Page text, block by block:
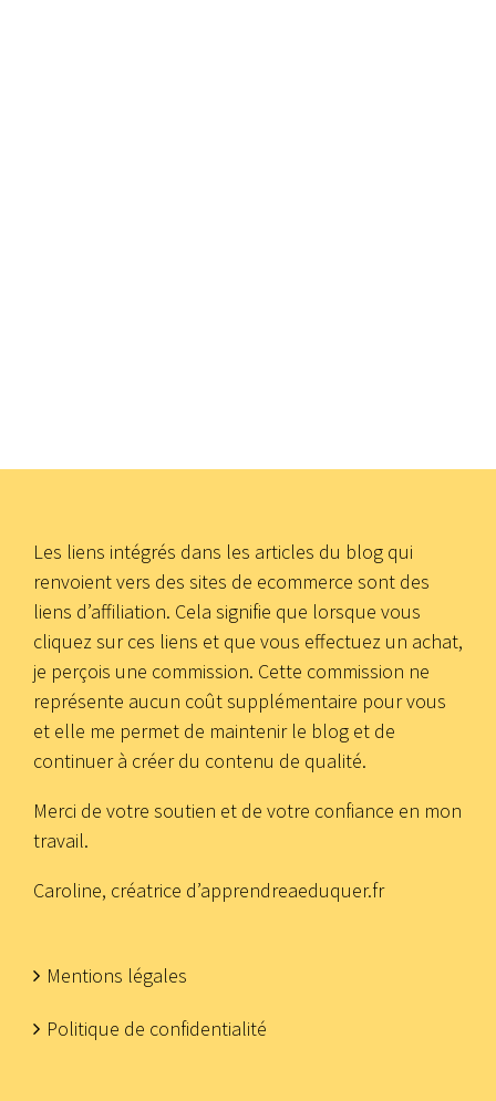
Les liens intégrés dans les articles du blog qui
renvoient vers des sites de ecommerce sont des
liens d’affiliation. Cela signifie que lorsque vous
cliquez sur ces liens et que vous effectuez un achat,
je perçois une commission. Cette commission ne
représente aucun coût supplémentaire pour vous
et elle me permet de maintenir le blog et de
continuer à créer du contenu de qualité.
Merci de votre soutien et de votre confiance en mon
travail.
Caroline, créatrice d’apprendreaeduquer.fr
Mentions légales
Politique de confidentialité